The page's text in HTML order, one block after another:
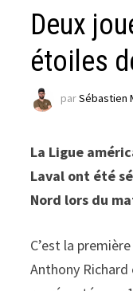
Deux
étoiles
parSébastien
La Ligue
Laval ont été
Nord lors du
C’est la
Anthony Richard